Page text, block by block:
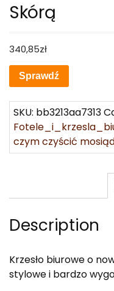
Skórą
340,85zł
Sprawdź
SKU: bb3213aa7313
czym czyścić
Description
Krzesło biurowe o
stylowe i bardzo